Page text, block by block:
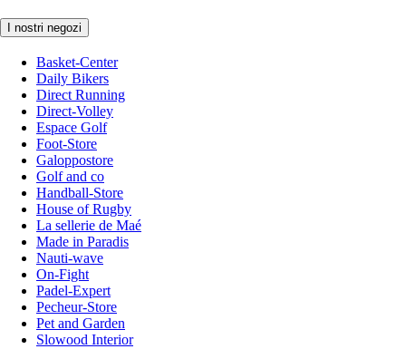
I nostri negozi
Basket-Center
Daily Bikers
Direct Running
Direct-Volley
Espace Golf
Foot-Store
Galoppostore
Golf and co
Handball-Store
House of Rugby
La sellerie de Maé
Made in Paradis
Nauti-wave
On-Fight
Padel-Expert
Pecheur-Store
Pet and Garden
Slowood Interior